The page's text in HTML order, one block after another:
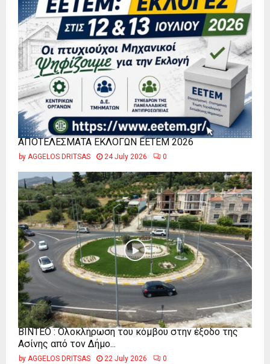
ΑΠΟΤΕΛΕΣΜΑΤΑ ΕΚΛΟΓΩΝ ΕΕΤΕΜ 2026
by AGGELOS DRITSAS 24 July 2026 0
ΒΙΝΤΕΟ : Ολοκλήρωση του κόμβου στην έξοδο της
Ασίνης από τον Δήμο...
by AGGELOS DRITSAS 22 July 2026 0